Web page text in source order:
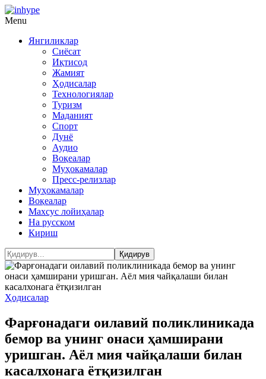
Menu
Янгиликлар
Сиёсат
Иқтисод
Жамият
Ҳодисалар
Технологиялар
Туризм
Маданият
Спорт
Дунё
Аудио
Воқеалар
Муҳокамалар
Пресс-релизлар
Муҳокамалар
Воқеалар
Махсус лойиҳалар
На русском
Кириш
Ҳодисалар
Фарғонадаги оилавий поликлиникада
бемор ва унинг онаси ҳамширани
уришган. Аёл мия чайқалаши билан
касалхонага ётқизилган